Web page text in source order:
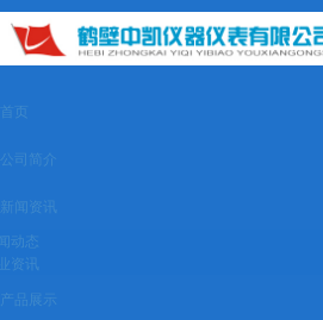
首页
公司简介
新闻资讯
动态
资讯
产品展示